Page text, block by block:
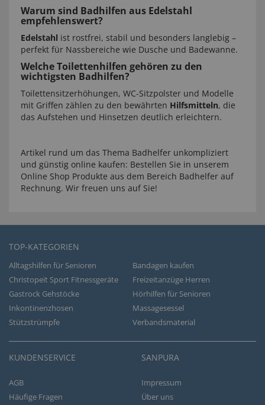
Warum sind Badhilfen aus Edelstahl
empfehlenswert?
Edelstahl ist rostfrei, stabil und besonders langlebig –
perfekt für Nassbereiche wie Dusche und Badewanne.
Welche Toilettenhilfen gehören zu den
wichtigsten Badhilfen?
Toilettensitzerhöhungen, WC-Sitzpolster und Modelle
mit Griffen zählen zu den bewährten Hilfsmitteln, die
das Aufstehen und Hinsetzen deutlich erleichtern.
Artikel rund um das Thema Badhelfer unkompliziert
und günstig online kaufen: Bestellen Sie in unserem
Online Shop Produkte aus dem Bereich Badhelfer auf
Rechnung. Wir freuen uns auf Sie!
TOP-KATEGORIEN
Alltagshilfen für Senioren
Bandagen kaufen
Christopeit Sport Fitnessgeräte
Freizeitanzüge Herren
Gastrock Gehstöcke
Hörhilfen für Senioren
Inkontinenzhosen
Massagesessel
Stützstrümpfe
Verbandsmaterial
KUNDENSERVICE
AGB
Häufige Fragen
SANPURA
Impressum
Über uns